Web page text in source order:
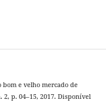
bom e velho mercado de
2, p. 04–15, 2017. Disponível